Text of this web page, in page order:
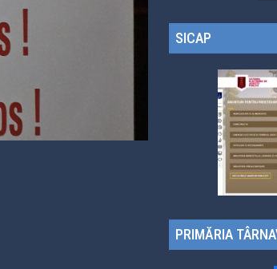
SICAP
PRIMĂRIA